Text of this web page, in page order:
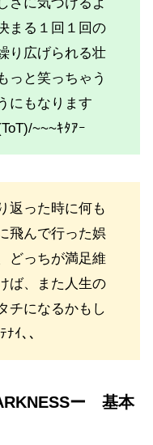
まる１回１回の
り広げられる壮
っと笑っちゃう
にもなります
~~~ｷﾀｱｰ
返った時に何も
飛んで行った娯
どっちが満足維
ば、また人生の
チになるかもし
ﾅｲ､､
ー 基本